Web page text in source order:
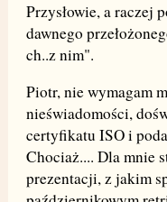
Przysłowie, a raczej
dawnego
ch..z nim".
Piotr, nie wymagam
nieświadomości,
certyfikatu ISO i
Chociaż.... Dla mnie
prezentacji, z jakim